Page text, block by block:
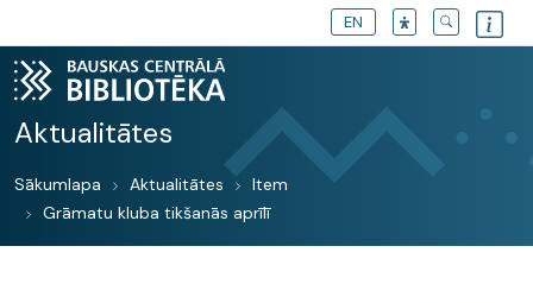
EN
Aktualitātes
Sākumlapa Aktualitātes
Item
Grāmatu kluba tikšanās aprīlī